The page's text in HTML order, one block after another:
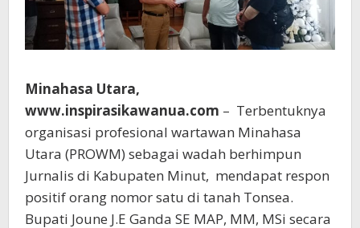
Minahasa Utara,
www.inspirasikawanua.com – Terbentuknya
organisasi profesional wartawan Minahasa
Utara (PROWM) sebagai wadah berhimpun
Jurnalis di Kabupaten Minut, mendapat respon
positif orang nomor satu di tanah Tonsea.
Bupati Joune J.E Ganda SE MAP, MM, MSi secara